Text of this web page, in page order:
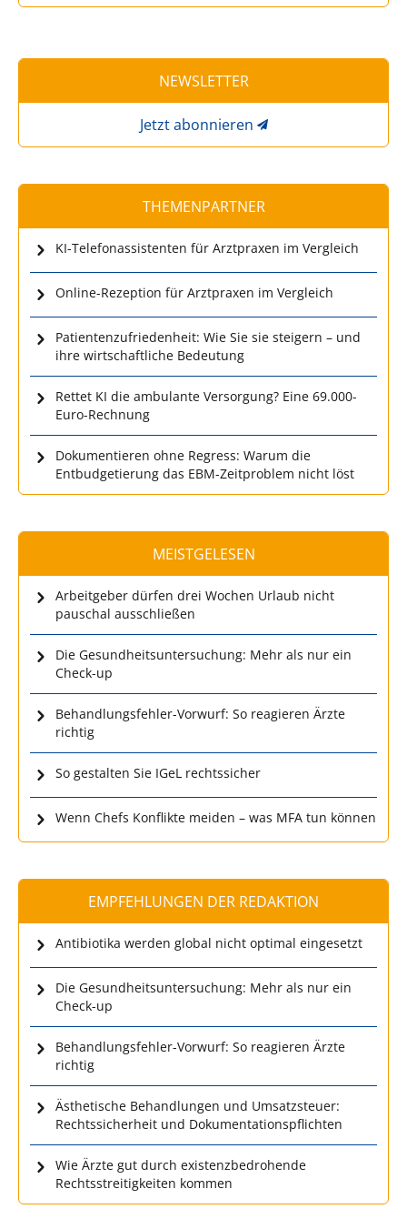
NEWSLETTER
Jetzt abonnieren
THEMENPARTNER
KI-Telefonassistenten für Arztpraxen im Vergleich
Online-Rezeption für Arztpraxen im Vergleich
Patientenzufriedenheit: Wie Sie sie steigern – und
ihre wirtschaftliche Bedeutung
Rettet KI die ambulante Versorgung? Eine 69.000-
Euro-Rechnung
Dokumentieren ohne Regress: Warum die
Entbudgetierung das EBM-Zeitproblem nicht löst
MEISTGELESEN
Arbeitgeber dürfen drei Wochen Urlaub nicht
pauschal ausschließen
Die Gesundheitsuntersuchung: Mehr als nur ein
Check-up
Behandlungsfehler-Vorwurf: So reagieren Ärzte
richtig
So gestalten Sie IGeL rechtssicher
Wenn Chefs Konflikte meiden – was MFA tun können
EMPFEHLUNGEN DER REDAKTION
Antibiotika werden global nicht optimal eingesetzt
Die Gesundheitsuntersuchung: Mehr als nur ein
Check-up
Behandlungsfehler-Vorwurf: So reagieren Ärzte
richtig
Ästhetische Behandlungen und Umsatzsteuer:
Rechtssicherheit und Dokumentationspflichten
Wie Ärzte gut durch existenzbedrohende
Rechtsstreitigkeiten kommen